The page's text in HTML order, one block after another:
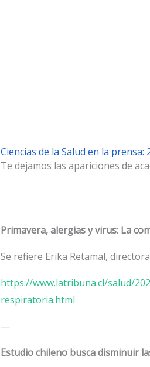
Ciencias de la Salud en la
Te dejamos las apariciones de
Primavera, alergias y virus: La
Se refiere Erika Retamal,
https://www.latribuna.cl/salud/
respiratoria.html
—
Estudio chileno busca disminuir